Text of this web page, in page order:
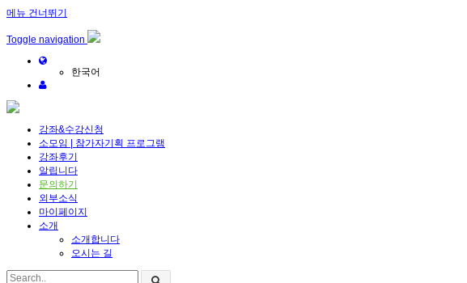
메뉴 건너뛰기
Toggle navigation
한국어
강좌&수강신청
소모임 | 참가자기획 프로그램
강좌후기
알립니다
문의하기
외부소식
마이페이지
소개
소개합니다
오시는 길
Sketchbook5, 스케치북5
Sketchbook5, 스케치북5
Sketchbook5, 스케치북5
Sketchbook5, 스케치북5